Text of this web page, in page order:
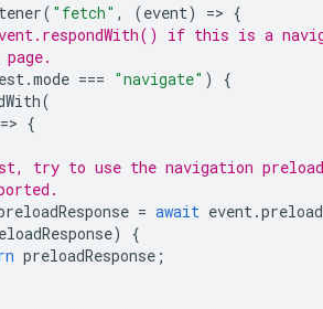
( "fetch" , (event) => {
if this is a
.mode === "navigate" )
{
(
=> {
try to use the navigation
= await event .
)
{
preloadResponse ;